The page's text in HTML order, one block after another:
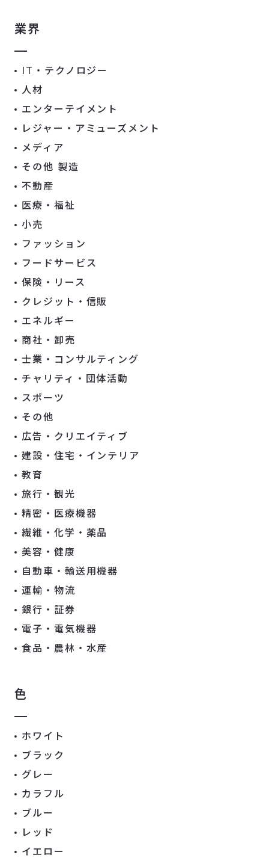
業界
IT・テクノロジー
人材
エンターテイメント
レジャー・アミューズメント
メディア
その他 製造
不動産
医療・福祉
小売
ファッション
フードサービス
保険・リース
クレジット・信販
エネルギー
商社・卸売
士業・コンサルティング
チャリティ・団体活動
スポーツ
その他
広告・クリエイティブ
建設・住宅・インテリア
教育
旅行・観光
精密・医療機器
繊維・化学・薬品
美容・健康
自動車・輸送用機器
運輸・物流
銀行・証券
電子・電気機器
食品・農林・水産
色
ホワイト
ブラック
グレー
カラフル
ブルー
レッド
イエロー